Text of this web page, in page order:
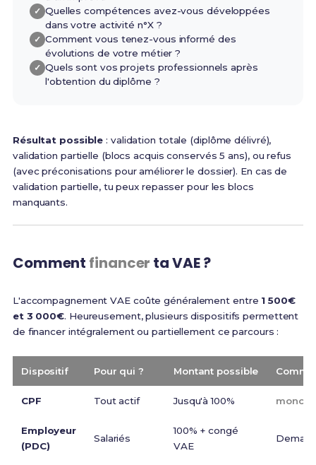
Quelles compétences avez-vous développées
dans votre activité n°X ?
Comment vous tenez-vous informé des
évolutions de votre métier ?
Quels sont vos projets professionnels après
l'obtention du diplôme ?
Résultat possible : validation totale (diplôme délivré),
validation partielle (blocs acquis conservés 5 ans), ou refus
(avec préconisations pour améliorer le dossier). En cas de
validation partielle, tu peux repasser pour les blocs
manquants.
Comment financer ta VAE ?
L'accompagnement VAE coûte généralement entre 1 500€
et 3 000€. Heureusement, plusieurs dispositifs permettent
de financer intégralement ou partiellement ce parcours :
Dispositif Pour qui ? Montant possible
CPF Tout actif Jusqu'à 100%
Employeur
(PDC)
Salariés
100% + congé
VAE